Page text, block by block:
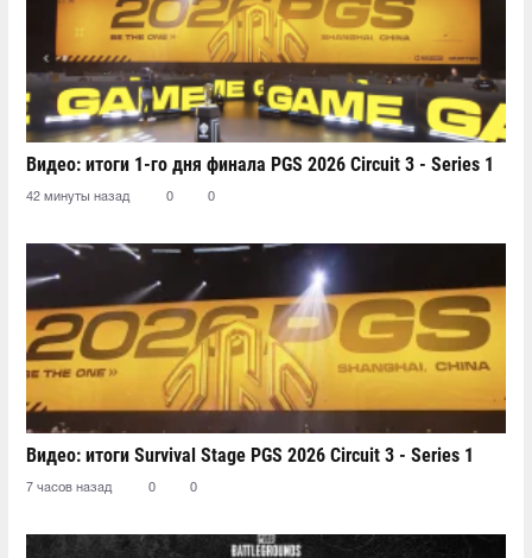
Видео: итоги 1-го дня финала PGS 2026 Circuit 3 - Series 1
42 минуты назад 0 0
Видео: итоги Survival Stage PGS 2026 Circuit 3 - Series 1
7 часов назад 0 0